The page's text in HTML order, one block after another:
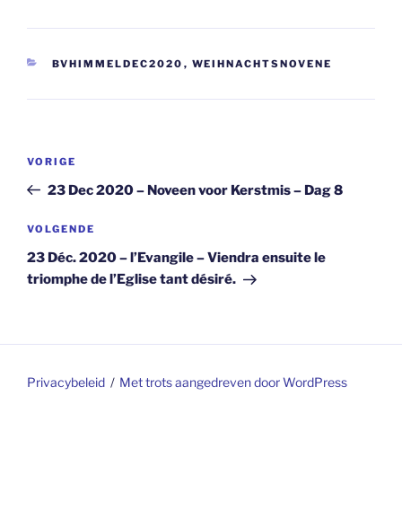
CATEGORIEËN
BVHIMMELDEC2020 , WEIHNACHTSNOVENE
Vorig
bericht
VORIGE
23 Dec 2020 – Noveen voor Kerstmis – Dag 8
Volgend
bericht
VOLGENDE
23 Déc. 2020 – l’Evangile – Viendra ensuite le
triomphe de l’Eglise tant désiré.
Privacybeleid Met trots aangedreven door WordPress